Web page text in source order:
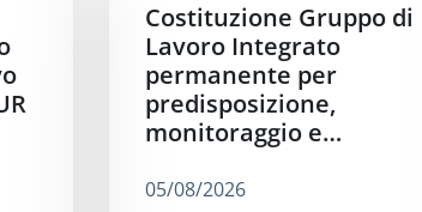
Costituzione Gruppo di
Lavoro Integrato
permanente per
predisposizione,
monitoraggio e…
05/08/2026